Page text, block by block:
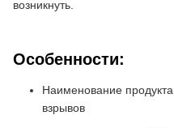
возникнуть.
Особенности:
Наименование
взрывов